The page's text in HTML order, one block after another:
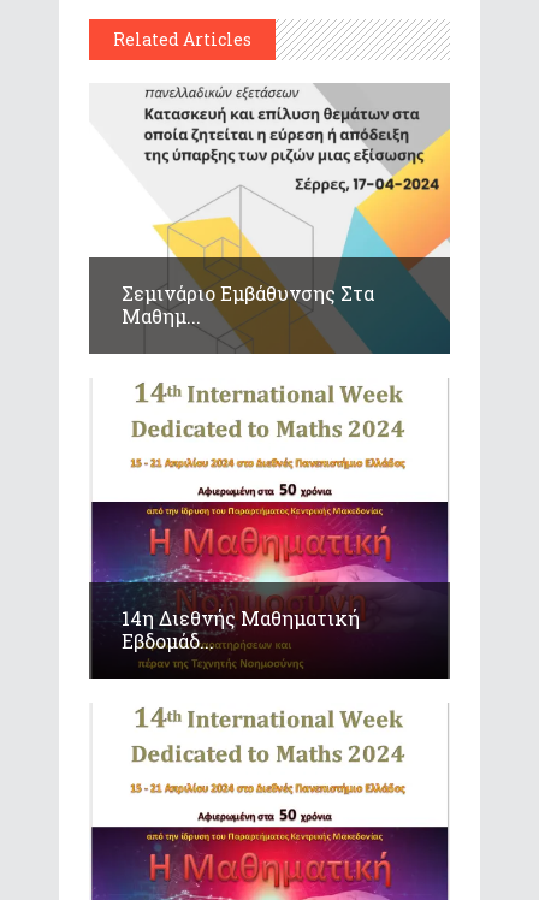
Related Articles
Σεμινάριο Εμβάθυνσης Στα
Μαθημ...
14η Διεθνής Μαθηματική
Εβδομάδ...